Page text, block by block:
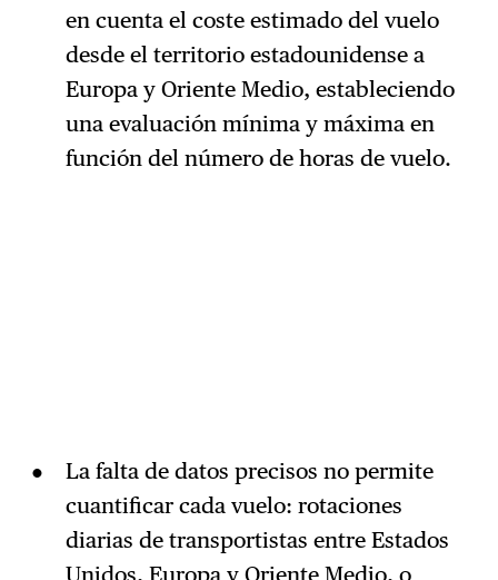
en cuenta el coste estimado del vuelo
desde el territorio estadounidense a
Europa y Oriente Medio, estableciendo
una evaluación mínima y máxima en
función del número de horas de vuelo.
La falta de datos precisos no permite
cuantificar cada vuelo: rotaciones
diarias de transportistas entre Estados
Unidos, Europa y Oriente Medio, o